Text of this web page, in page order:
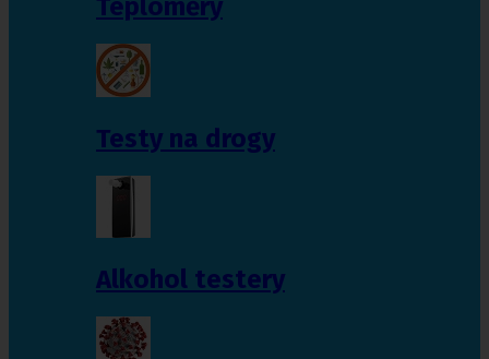
Teploměry
Testy na drogy
Alkohol testery